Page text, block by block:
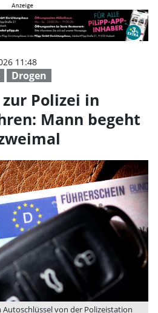
Polizei in
Drogen
11:48
Polizei in
Mann begeht
Autoschlüssel von der Polizeistation